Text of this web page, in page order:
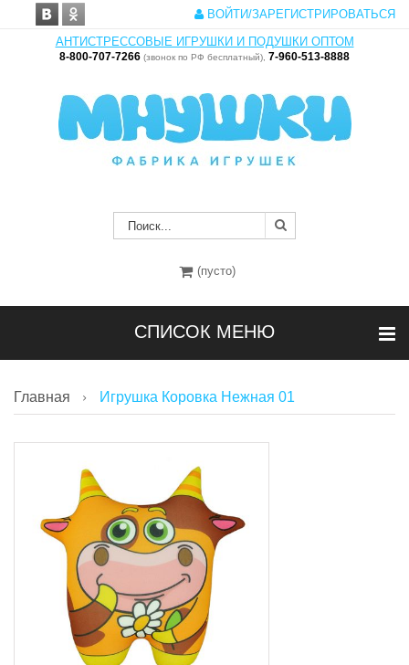
ВОЙТИ/ЗАРЕГИСТРИРОВАТЬСЯ
АНТИСТРЕССОВЫЕ ИГРУШКИ И ПОДУШКИ ОПТОМ
8-800-707-7266 (звонок по РФ бесплатный), 7-960-513-8888
(пусто)
СПИСОК МЕНЮ
Главная Игрушка Коровка Нежная 01